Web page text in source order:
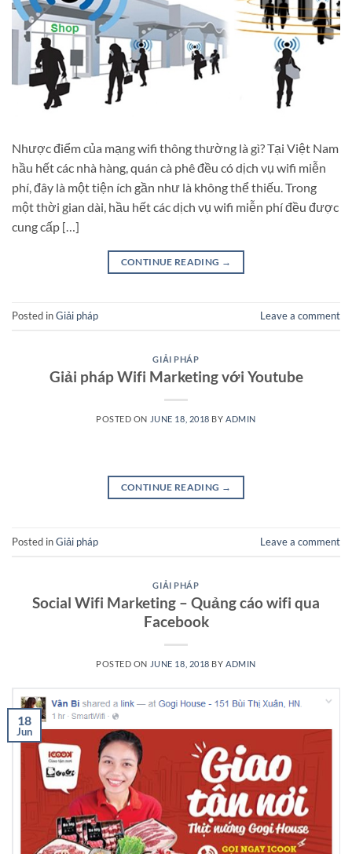
Nhược điểm của mạng wifi thông thường là gì? Tại Việt Nam
hầu hết các nhà hàng, quán cà phê đều có dịch vụ wifi miễn
phí, đây là một tiện ích gần như là không thể thiếu. Trong
một thời gian dài, hầu hết các dịch vụ wifi miễn phí đều được
cung cấp […]
CONTINUE READING →
Posted inGiải pháp Leave a comment
GIẢI PHÁP
Giải pháp Wifi Marketing với Youtube
POSTED ON JUNE 18, 2018 BYADMIN
CONTINUE READING →
Posted inGiải pháp Leave a comment
GIẢI PHÁP
Social Wifi Marketing – Quảng cáo wifi qua
Facebook
POSTED ON JUNE 18, 2018 BYADMIN
18
Jun